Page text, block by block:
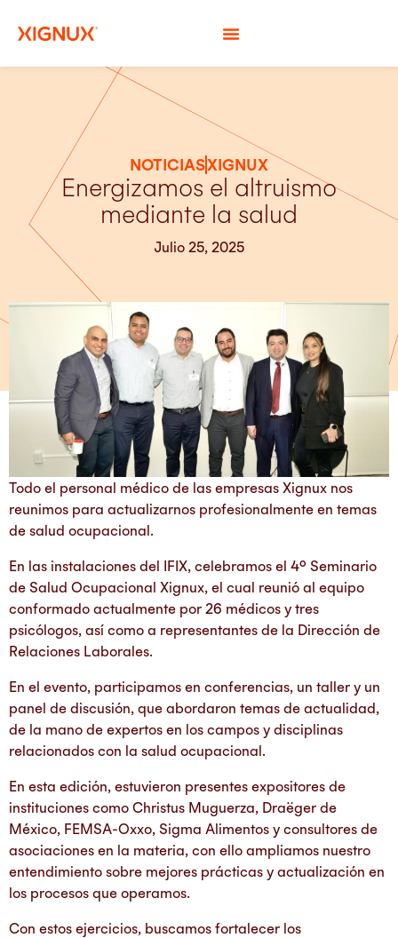
NOTICIASXIGNUX
Energizamos el altruismo
mediante la salud
Julio 25, 2025
Todo el personal médico de las empresas Xignux nos
reunimos para actualizarnos profesionalmente en temas
de salud ocupacional.
En las instalaciones del IFIX, celebramos el 4° Seminario
de Salud Ocupacional Xignux, el cual reunió al equipo
conformado actualmente por 26 médicos y tres
psicólogos, así como a representantes de la Dirección de
Relaciones Laborales.
En el evento, participamos en conferencias, un taller y un
panel de discusión, que abordaron temas de actualidad,
de la mano de expertos en los campos y disciplinas
relacionados con la salud ocupacional.
En esta edición, estuvieron presentes expositores de
instituciones como Christus Muguerza, Draëger de
México, FEMSA-Oxxo, Sigma Alimentos y consultores de
asociaciones en la materia, con ello ampliamos nuestro
entendimiento sobre mejores prácticas y actualización en
los procesos que operamos.
Con estos ejercicios, buscamos fortalecer los